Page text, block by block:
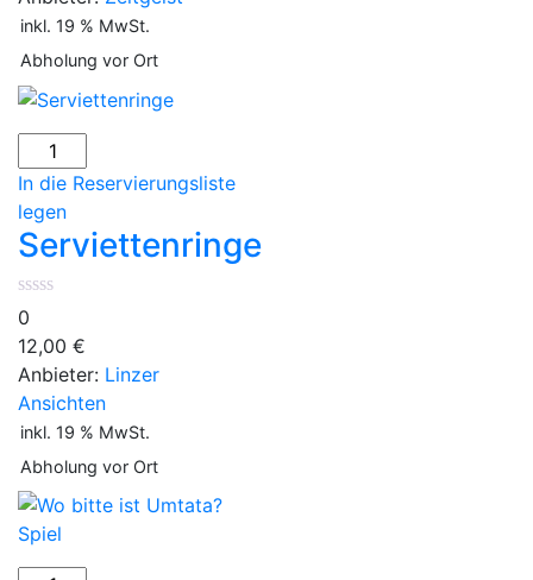
inkl. 19 % MwSt.
Abholung vor Ort
Serviettenringe
Menge
In die Reservierungsliste
legen
Serviettenringe
0
12,00 €
Anbieter: Linzer
Ansichten
inkl. 19 % MwSt.
Abholung vor Ort